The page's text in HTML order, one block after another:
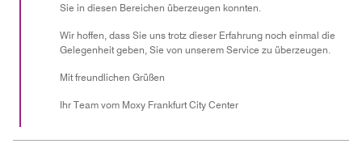
Sie in diesen Bereichen überzeugen konnten.
Wir hoffen, dass Sie uns trotz dieser Erfahrung noch einmal die
Gelegenheit geben, Sie von unserem Service zu überzeugen.
Mit freundlichen Grüßen
Ihr Team vom Moxy Frankfurt City Center